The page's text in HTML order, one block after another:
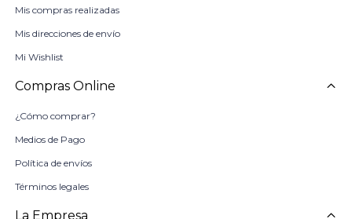
Mis compras realizadas
Mis direcciones de envío
Mi Wishlist
Compras Online
¿Cómo comprar?
Medios de Pago
Política de envíos
Términos legales
La Empresa